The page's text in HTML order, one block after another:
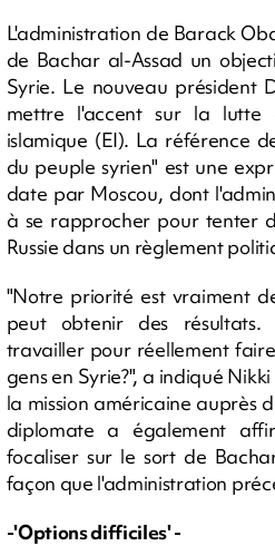
L'administration de Barack
de Bachar al-Assad un
Syrie. Le nouveau président
mettre l'accent sur la
islamique (EI). La référence
du peuple syrien" est une
date par Moscou, dont
à se rapprocher pour tenter
Russie dans un règlement
"Notre priorité est vraiment
peut obtenir des résultats.
travailler pour réellement
gens en Syrie?", a indiqué
la mission américaine auprès
diplomate a également
focaliser sur le sort de
façon que l'administration
-'Options difficiles' -